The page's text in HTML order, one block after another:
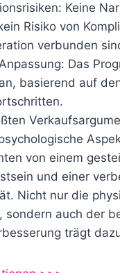
Keine
Risiko von
verbunden
Das
basierend auf
von einem
und einer
Nicht nur die
sondern auch der
trägt